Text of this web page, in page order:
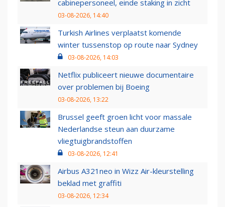
cabinepersoneel, einde staking in zicht
03-08-2026, 14:40
Turkish Airlines verplaatst komende
winter tussenstop op route naar Sydney
03-08-2026, 14:03
Netflix publiceert nieuwe documentaire
over problemen bij Boeing
03-08-2026, 13:22
Brussel geeft groen licht voor massale
Nederlandse steun aan duurzame
vliegtuigbrandstoffen
03-08-2026, 12:41
Airbus A321neo in Wizz Air-kleurstelling
beklad met graffiti
03-08-2026, 12:34